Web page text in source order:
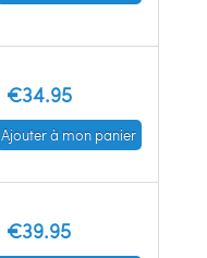
€34.95
Ajouter à mon panier
€39.95